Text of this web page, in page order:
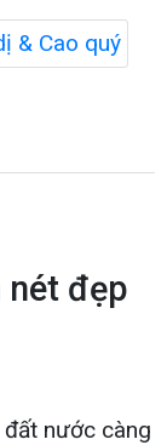
& Cao quý
nét đẹp
đất nước càng